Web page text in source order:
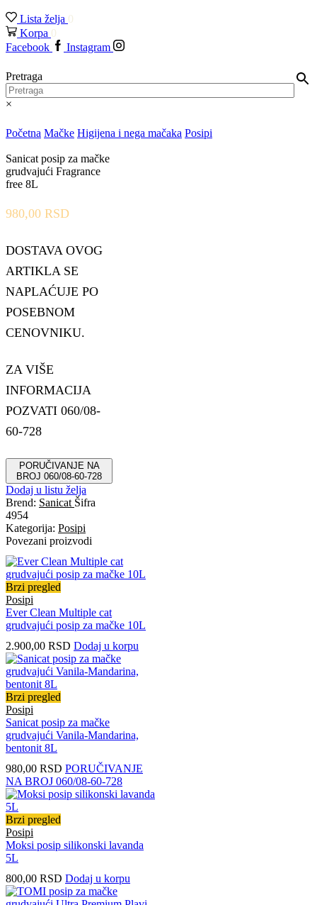
Lista želja 0
Korpa 0
Facebook
Instagram
Pretraga
×
Početna Mačke Higijena i nega mačaka Posipi
Sanicat posip za mačke
grudvajući Fragrance
free 8L
980,00 RSD
DOSTAVA OVOG
ARTIKLA SE
NAPLAĆUJE PO
POSEBNOM
CENOVNIKU.
ZA VIŠE
INFORMACIJA
POZVATI 060/08-
60-728
PORUČIVANJE NA
BROJ 060/08-60-728
Dodaj u listu želja
Brend: Sanicat Šifra
4954
Kategorija: Posipi
Povezani proizvodi
Brzi pregled
Posipi
Ever Clean Multiple cat
grudvajući posip za mačke 10L
2.900,00 RSD Dodaj u korpu
Brzi pregled
Posipi
Sanicat posip za mačke
grudvajući Vanila-Mandarina,
bentonit 8L
980,00 RSD PORUČIVANJE
NA BROJ 060/08-60-728
Brzi pregled
Posipi
Moksi posip silikonski lavanda
5L
800,00 RSD Dodaj u korpu